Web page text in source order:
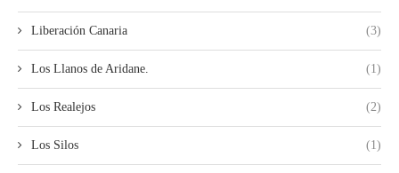
Liberación Canaria (3)
Los Llanos de Aridane. (1)
Los Realejos (2)
Los Silos (1)